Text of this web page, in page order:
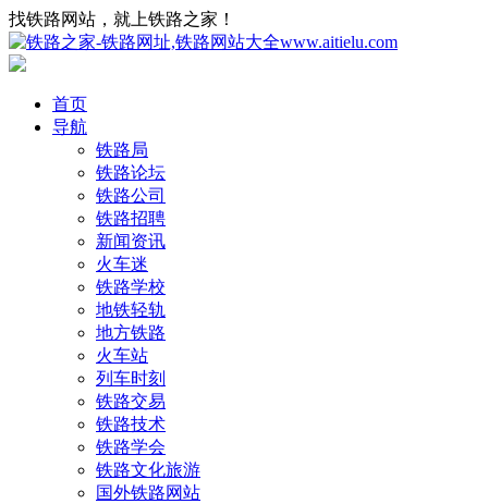
找铁路网站，就上铁路之家！
首页
导航
铁路局
铁路论坛
铁路公司
铁路招聘
新闻资讯
火车迷
铁路学校
地铁轻轨
地方铁路
火车站
列车时刻
铁路交易
铁路技术
铁路学会
铁路文化旅游
国外铁路网站